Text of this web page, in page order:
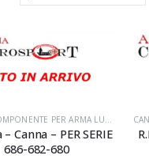
PER ARMA LUNGA
Canna – PER SERIE
686-682-680